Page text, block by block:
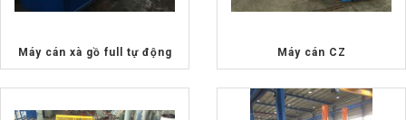
Máy cán xà gồ full tự động Máy cán CZ